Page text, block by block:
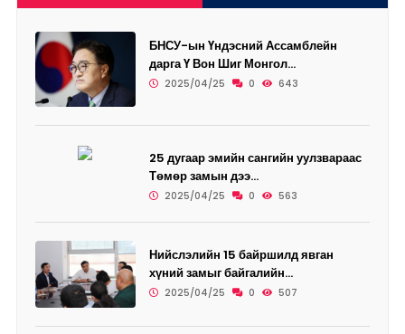
БНСУ-ын Үндэсний Ассамблейн
дарга Ү Вон Шиг Монгол...
2025/04/25 0 643
25 дугаар эмийн сангийн уулзвараас
Төмөр замын дээ...
2025/04/25 0 563
Нийслэлийн 15 байршилд явган
хүний замыг байгалийн...
2025/04/25 0 507